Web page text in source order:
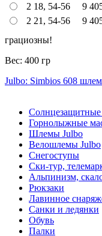
2 18, 54-56
9
2 21, 54-56
9
грациозны!
Вес: 400 гр
Julbo: Simbios 608 шлем
Солнцезащитные
Горнолыжные
Шлемы Julbo
Велошлемы Julbo
Снегоступы
Ски-тур,
Альпинизм,
Рюкзаки
Лавинное
Санки и ледянки
Обувь
Палки